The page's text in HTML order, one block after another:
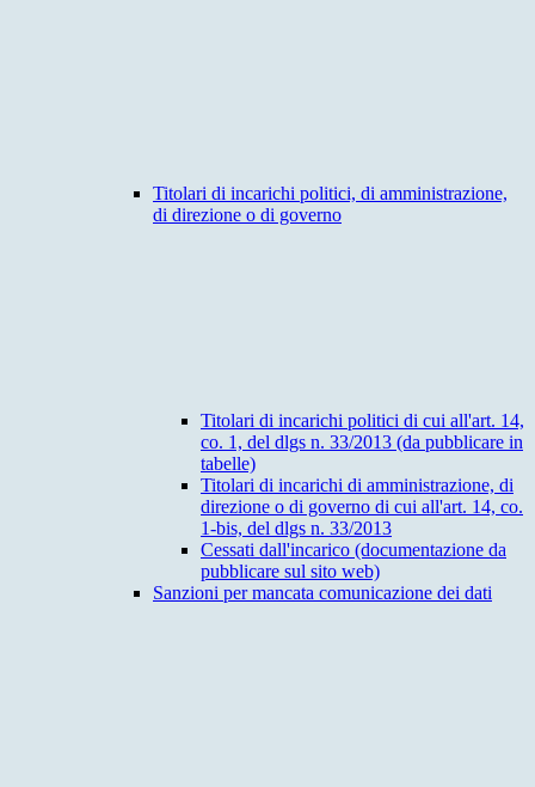
Titolari di incarichi politici, di amministrazione,
di direzione o di governo
Titolari di incarichi politici di cui all'art. 14,
co. 1, del dlgs n. 33/2013 (da pubblicare in
tabelle)
Titolari di incarichi di amministrazione, di
direzione o di governo di cui all'art. 14, co.
1-bis, del dlgs n. 33/2013
Cessati dall'incarico (documentazione da
pubblicare sul sito web)
Sanzioni per mancata comunicazione dei dati